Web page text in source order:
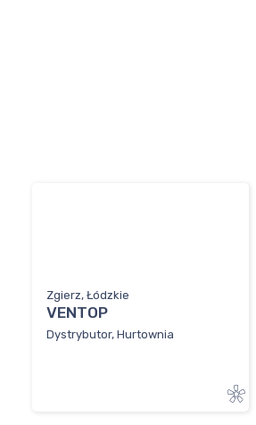
Zgierz, Łódzkie
VENTOP
Dystrybutor, Hurtownia